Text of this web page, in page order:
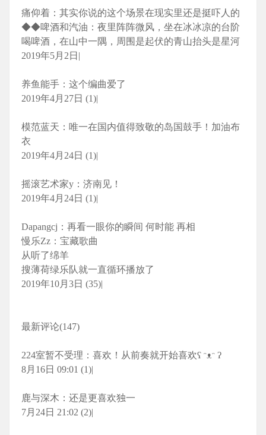
痛仰着：其实你说的这个场景在现实里还是挺吓人的
◆◆啤酒和汽油：夜里阵阵微风，坐在冰冰凉的台阶
喝啤酒，在山中一隅，周围是起伏的青山抬头是星河
2019年5月2日|
养鱼能手：这个编曲爱了
2019年4月27日 (1)|
模范蓝天：唯一在国内值得致敬的岛国鼓手！加油布
衣
2019年4月24日 (1)|
摇滚艺术家y：济南见！
2019年4月24日 (1)|
Dapangcj：再看一眼你的瞬间 何时能 再相
慢乐Zz：宝藏歌曲
从听了绵羊
搜薄荷绿乐队就一直循环播放了
2019年10月3日 (35)|
最新评论(147)
224室暂不受理：喜欢！从前奏就开始喜欢ʕ ᵔᴥᵔ ʔ
8月16日 09:01 (1)|
鹿与深木：还是更喜欢独一
7月24日 21:02 (2)|